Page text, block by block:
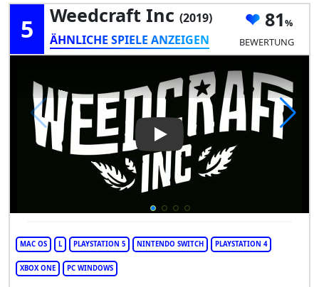
5 Weedcraft Inc (2019)
ÄHNLICHE SPIELE ANZEIGEN
81
BEWERTUNG
Play Video: Weedcraft Inc
MAC OS L PLAYSTATION 5 NINTENDO SWITCH PLAYSTATION 4
XBOX ONE PC WINDOWS